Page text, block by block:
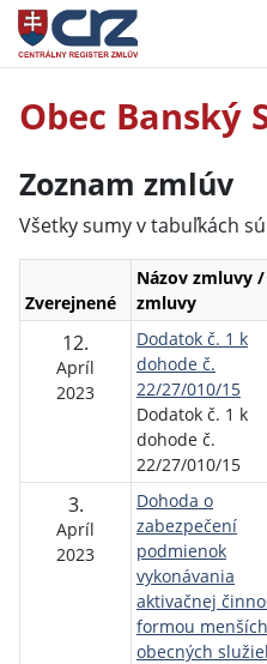
Obec Banský
Zoznam zmlúv
Všetky sumy v tabuľkách
Zverejnené
Názov zmluvy /
zmluvy
12.
Apríl
2023
Dodatok č. 1 k
dohode č.
22/27/010/15
Dodatok č. 1 k
dohode č.
22/27/010/15
3.
Apríl
2023
Dohoda o
zabezpečení
podmienok
vykonávania
aktivačnej
formou menších
obecných